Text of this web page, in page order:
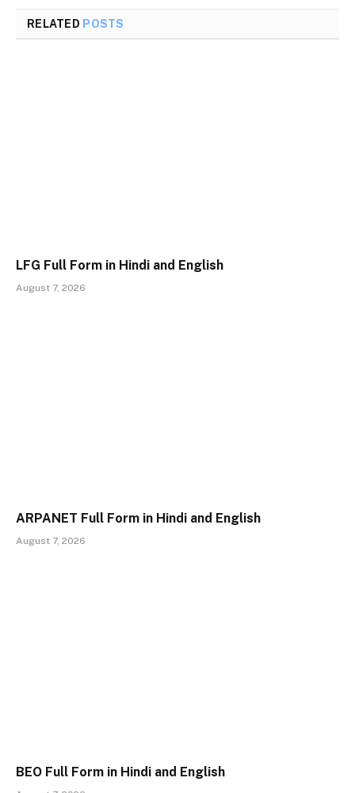
RELATED POSTS
LFG Full Form in Hindi and English
August 7, 2026
ARPANET Full Form in Hindi and English
August 7, 2026
BEO Full Form in Hindi and English